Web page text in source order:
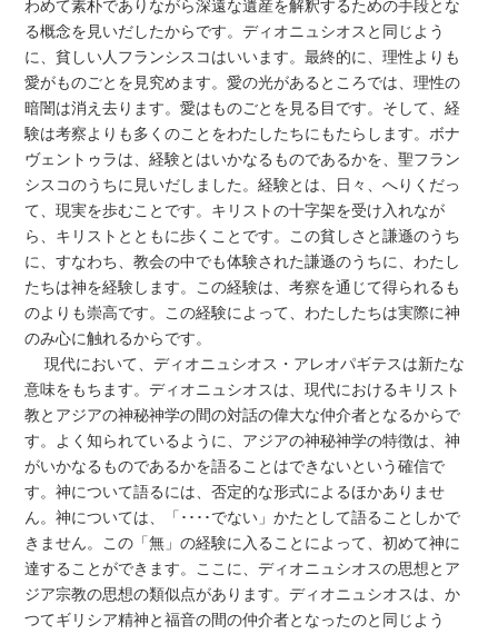
わめて素朴でありながら深遠な遺産を解釈するための手段とな
る概念を見いだしたからです。ディオニュシオスと同じよう
に、貧しい人フランシスコはいいます。最終的に、理性よりも
愛がものごとを見究めます。愛の光があるところでは、理性の
暗闇は消え去ります。愛はものごとを見る目です。そして、経
験は考察よりも多くのことをわたしたちにもたらします。ボナ
ヴェントゥラは、経験とはいかなるものであるかを、聖フラン
シスコのうちに見いだしました。経験とは、日々、へりくだっ
て、現実を歩むことです。キリストの十字架を受け入れなが
ら、キリストとともに歩くことです。この貧しさと謙遜のうち
に、すなわち、教会の中でも体験された謙遜のうちに、わたし
たちは神を経験します。この経験は、考察を通じて得られるも
のよりも崇高です。この経験によって、わたしたちは実際に神
のみ心に触れるからです。
現代において、ディオニュシオス・アレオパギテスは新たな
意味をもちます。ディオニュシオスは、現代におけるキリスト
教とアジアの神秘神学の間の対話の偉大な仲介者となるからで
す。よく知られているように、アジアの神秘神学の特徴は、神
がいかなるものであるかを語ることはできないという確信で
す。神について語るには、否定的な形式によるほかありませ
ん。神については、「････でない」かたとして語ることしかで
きません。この「無」の経験に入ることによって、初めて神に
達することができます。ここに、ディオニュシオスの思想とア
ジア宗教の思想の類似点があります。ディオニュシオスは、か
つてギリシア精神と福音の間の仲介者となったのと同じよう